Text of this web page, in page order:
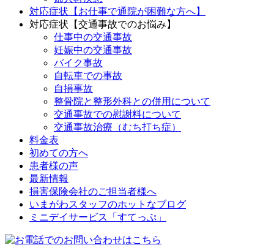
対応症状【お仕事で通院が困難な方へ】
対応症状【交通事故でのお悩み】
仕事中の交通事故
妊娠中の交通事故
バイク事故
自転車での事故
自損事故
整骨院と整形外科との併用について
交通事故での慰謝料について
交通事故治療（むち打ち症）
料金表
初めての方へ
患者様の声
最新情報
損害保険会社のご担当者様へ
いまがわスタッフのホットなブログ
ミニデイサービス「すてっぷ」